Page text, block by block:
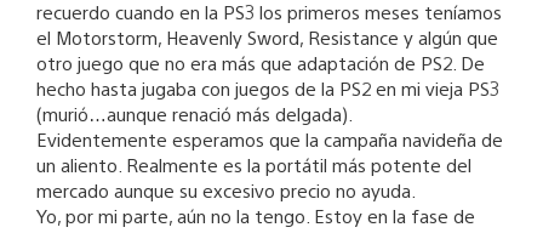
recuerdo cuando en la PS3 los primeros meses teníamos
el Motorstorm, Heavenly Sword, Resistance y algún que
otro juego que no era más que adaptación de PS2. De
hecho hasta jugaba con juegos de la PS2 en mi vieja PS3
(murió…aunque renació más delgada).
Evidentemente esperamos que la campaña navideña de
un aliento. Realmente es la portátil más potente del
mercado aunque su excesivo precio no ayuda.
Yo, por mi parte, aún no la tengo. Estoy en la fase de